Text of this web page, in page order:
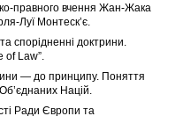
правного вчення Жан-Жака
Луї Монтеск’є.
спорідненні доктрини.
of Law”.
— до принципу. Поняття
Націй.
Ради Європи та